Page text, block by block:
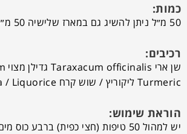
כמות:
50 מ״ל ניתן להשיג גם במארז שלישיה 50 מ״ל או ב – 90 כמוסות
רכיבים:
Turmeric ליקוריץ / שוש קרח Glycyrrhiza glabara / Liquorice
הוראת שימוש:
יש למהול 50 טיפות (חצי כפית) ברבע כוס מים פעמיים ביום, חצי שעה לפני האוכל או שעתיים אחרי.